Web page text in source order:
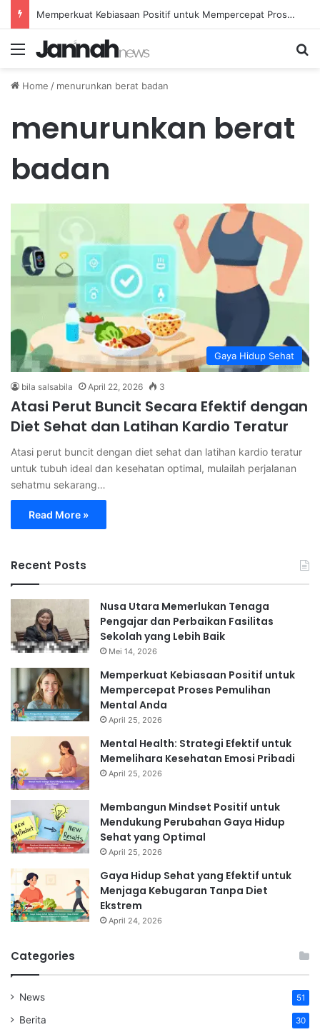
Memperkuat Kebiasaan Positif untuk Mempercepat Proses Pemulihan Mental Anda
Menu
Home / menurunkan berat badan
menurunkan berat
badan
Gaya Hidup Sehat
bila salsabila April 22, 2026 3
Atasi Perut Buncit Secara Efektif dengan
Diet Sehat dan Latihan Kardio Teratur
Atasi perut buncit dengan diet sehat dan latihan kardio teratur
untuk tubuh ideal dan kesehatan optimal, mulailah perjalanan
sehatmu sekarang…
Read More »
Recent Posts
Nusa Utara Memerlukan Tenaga
Pengajar dan Perbaikan Fasilitas
Sekolah yang Lebih Baik
Mei 14, 2026
Memperkuat Kebiasaan Positif untuk
Mempercepat Proses Pemulihan
Mental Anda
April 25, 2026
Mental Health: Strategi Efektif untuk
Memelihara Kesehatan Emosi Pribadi
April 25, 2026
Membangun Mindset Positif untuk
Mendukung Perubahan Gaya Hidup
Sehat yang Optimal
April 25, 2026
Gaya Hidup Sehat yang Efektif untuk
Menjaga Kebugaran Tanpa Diet
Ekstrem
April 24, 2026
Categories
News 51
Berita 30